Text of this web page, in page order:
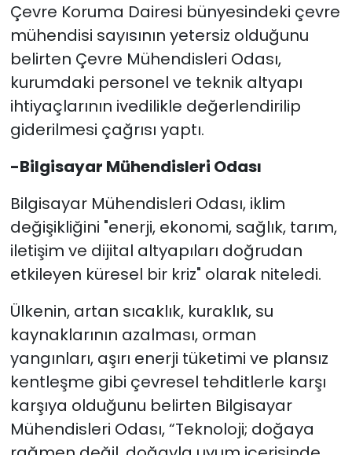
Çevre Koruma Dairesi bünyesindeki çevre
mühendisi sayısının yetersiz olduğunu
belirten Çevre Mühendisleri Odası,
kurumdaki personel ve teknik altyapı
ihtiyaçlarının ivedilikle değerlendirilip
giderilmesi çağrısı yaptı.
-Bilgisayar Mühendisleri Odası
Bilgisayar Mühendisleri Odası, iklim
değişikliğini "enerji, ekonomi, sağlık, tarım,
iletişim ve dijital altyapıları doğrudan
etkileyen küresel bir kriz" olarak niteledi.
Ülkenin, artan sıcaklık, kuraklık, su
kaynaklarının azalması, orman
yangınları, aşırı enerji tüketimi ve plansız
kentleşme gibi çevresel tehditlerle karşı
karşıya olduğunu belirten Bilgisayar
Mühendisleri Odası, “Teknoloji; doğaya